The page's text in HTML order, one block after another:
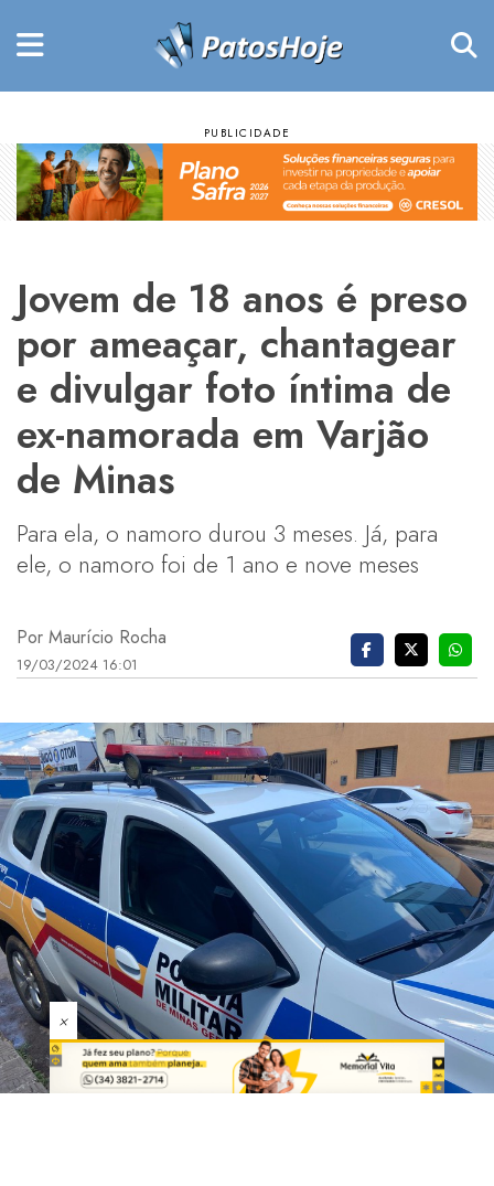
Jovem de 18 anos é preso
por ameaçar, chantagear
e divulgar foto íntima de
ex-namorada em Varjão
de Minas
Para ela, o namoro durou 3 meses. Já, para
ele, o namoro foi de 1 ano e nove meses
Por Maurício Rocha
19/03/2024 16:01
×